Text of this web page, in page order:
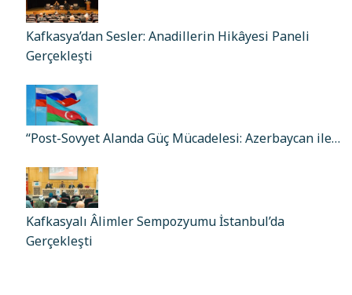
Kafkasya’dan Sesler: Anadillerin Hikâyesi Paneli
Gerçekleşti
“Post-Sovyet Alanda Güç Mücadelesi: Azerbaycan ile…
Kafkasyalı Âlimler Sempozyumu İstanbul’da
Gerçekleşti